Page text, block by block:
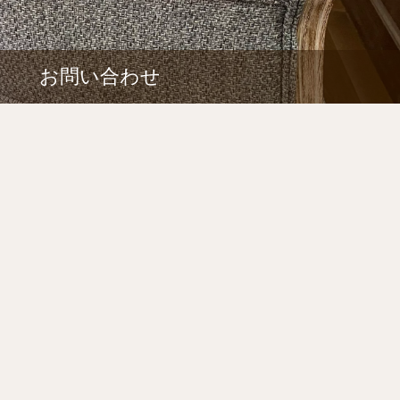
お問い合わせ